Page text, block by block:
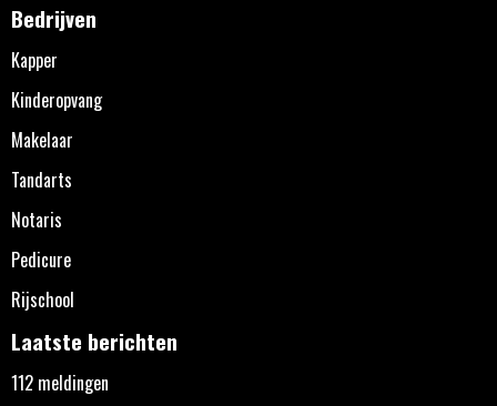
Bedrijven
Kapper
Kinderopvang
Makelaar
Tandarts
Notaris
Pedicure
Rijschool
Laatste berichten
112 meldingen